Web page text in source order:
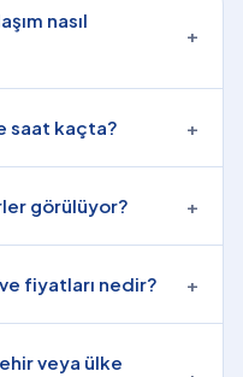
nasıl
+
saat kaçta? +
görülüyor? +
fiyatları nedir? +
veya ülke